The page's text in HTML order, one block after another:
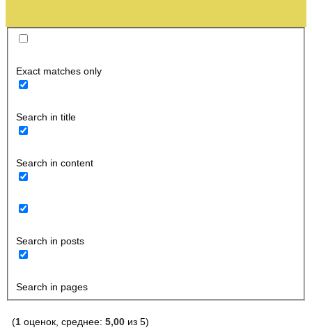
Exact matches only
Search in title
Search in content
Search in posts
Search in pages
(1 оценок, среднее: 5,00 из 5)